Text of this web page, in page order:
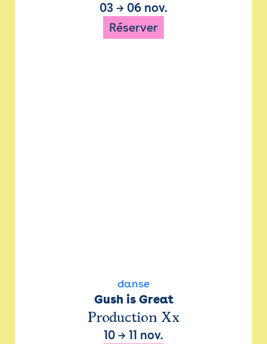
03 → 06 nov.
Réserver
danse
Gush is Great
Production Xx
10 → 11 nov.